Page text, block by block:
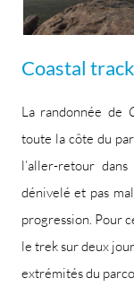
Coastal track
La randonnée de
toute la côte du
l’aller-retour
dénivelé et pas
progression. Pour
le trek sur deux
extrémités du